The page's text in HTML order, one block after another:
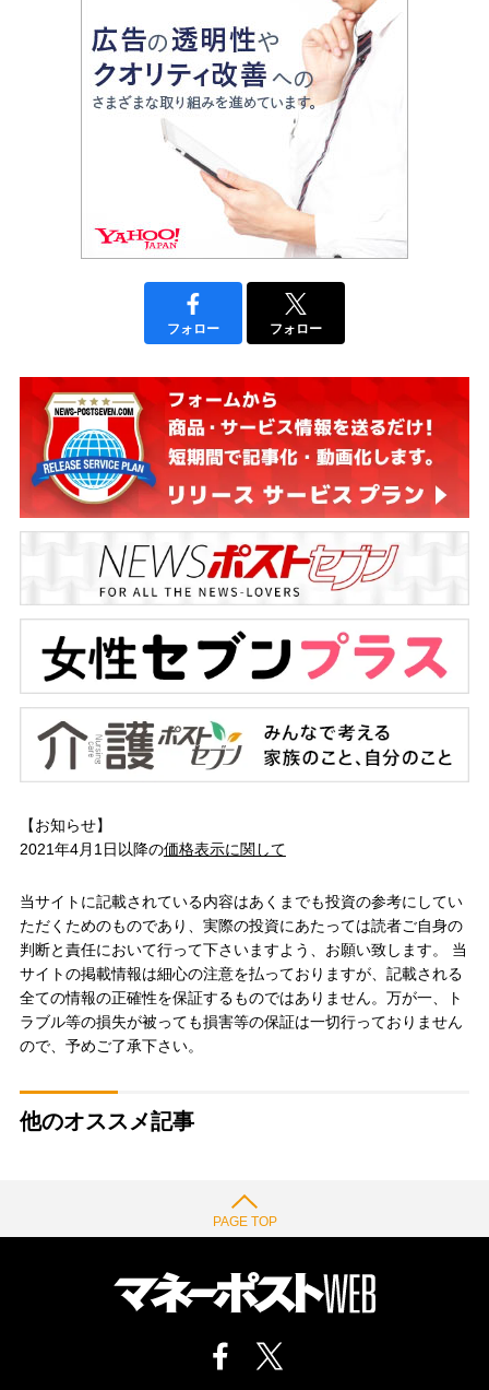
フォロー フォロー
【お知らせ】
2021年4月1日以降の価格表示に関して
当サイトに記載されている内容はあくまでも投資の参考にしてい
ただくためのものであり、実際の投資にあたっては読者ご自身の
判断と責任において行って下さいますよう、お願い致します。 当
サイトの掲載情報は細心の注意を払っておりますが、記載される
全ての情報の正確性を保証するものではありません。万が一、ト
ラブル等の損失が被っても損害等の保証は一切行っておりません
ので、予めご了承下さい。
他のオススメ記事
PAGE TOP